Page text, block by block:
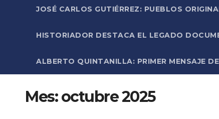
JOSÉ CARLOS GUTIÉRREZ: PUEBLOS
HISTORIADOR DESTACA EL LEGADO
ALBERTO QUINTANILLA: PRIMER MENSAJE
Mes:octubre 2025